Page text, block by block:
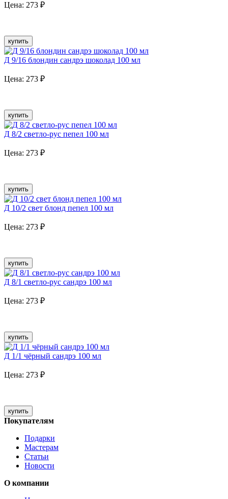
Цена: 273 ₽
купить
Д 9/16 блондин сандрэ шоколад 100 мл
Цена: 273 ₽
купить
Д 8/2 светло-рус пепел 100 мл
Цена: 273 ₽
купить
Д 10/2 свет блонд пепел 100 мл
Цена: 273 ₽
купить
Д 8/1 светло-рус сандрэ 100 мл
Цена: 273 ₽
купить
Д 1/1 чёрный сандрэ 100 мл
Цена: 273 ₽
купить
Покупателям
Подарки
Мастерам
Статьи
Новости
О компании